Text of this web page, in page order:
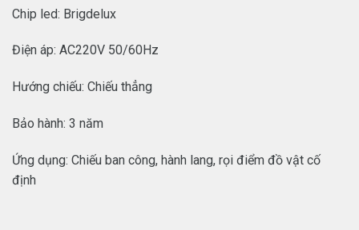
Chip led: Brigdelux
Điện áp: AC220V 50/60Hz
Hướng chiếu: Chiếu thẳng
Bảo hành: 3 năm
Ứng dụng: Chiếu ban công, hành lang, rọi điểm đồ vật cố
định